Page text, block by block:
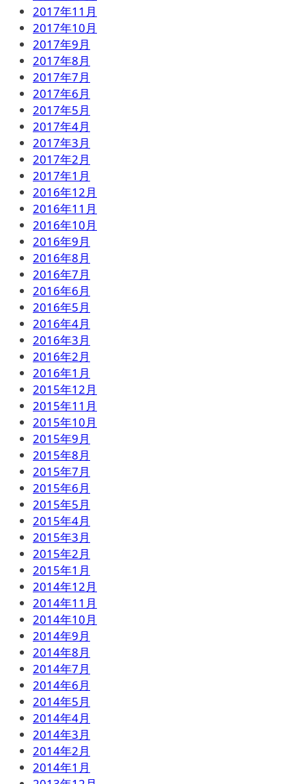
2017年11月
2017年10月
2017年9月
2017年8月
2017年7月
2017年6月
2017年5月
2017年4月
2017年3月
2017年2月
2017年1月
2016年12月
2016年11月
2016年10月
2016年9月
2016年8月
2016年7月
2016年6月
2016年5月
2016年4月
2016年3月
2016年2月
2016年1月
2015年12月
2015年11月
2015年10月
2015年9月
2015年8月
2015年7月
2015年6月
2015年5月
2015年4月
2015年3月
2015年2月
2015年1月
2014年12月
2014年11月
2014年10月
2014年9月
2014年8月
2014年7月
2014年6月
2014年5月
2014年4月
2014年3月
2014年2月
2014年1月